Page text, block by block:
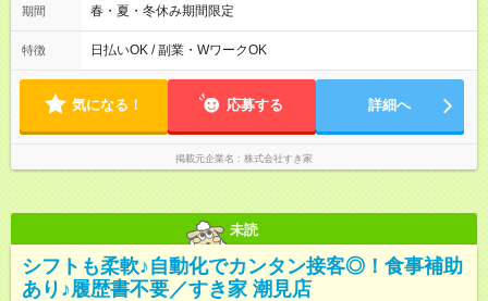
のみ勤務可能です（18歳未満の深夜業務禁止のため） ★深夜で
す。 必ず、2名以上での勤務を行いますので、安心して働けま
す。
期間 春・夏・冬休み期間限定
特徴 日払いOK / 副業・WワークOK
気になる！ 応募する 詳細へ
掲載元企業名 株式会社すき家
未読
シフトも柔軟♪自動化でカンタン接客◎！食事補助
あり♪履歴書不要／すき家 潮見店